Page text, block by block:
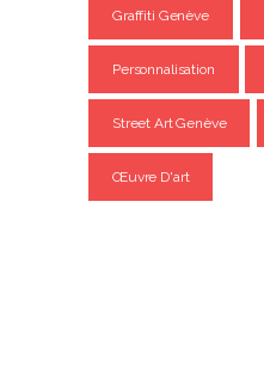
Graffiti Genève
Personnalisation
Street Art Genève
Œuvre D'art